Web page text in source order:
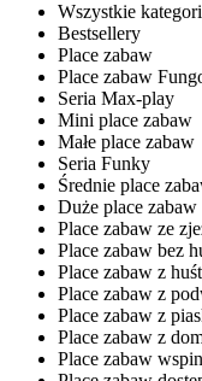
Wszystkie
Bestsellery
Place zabaw
Place zabaw
Seria Max-play
Mini place zabaw
Małe place zabaw
Seria Funky
Średnie place
Duże place zabaw
Place zabaw ze
Place zabaw bez
Place zabaw z
Place zabaw z
Place zabaw z
Place zabaw z
Place zabaw